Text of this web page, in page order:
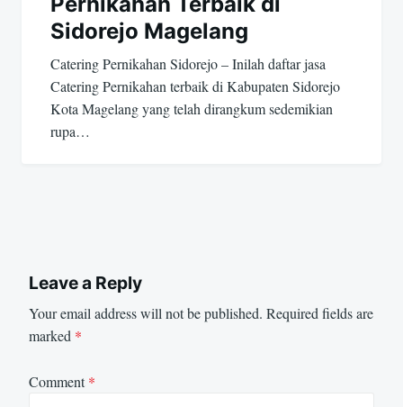
Sidorejo Magelang
Catering Pernikahan Sidorejo – Inilah daftar jasa
Catering Pernikahan terbaik di Kabupaten Sidorejo
Kota Magelang yang telah dirangkum sedemikian
rupa…
Leave a Reply
Your email address will not be published. Required fields are
marked *
Comment*